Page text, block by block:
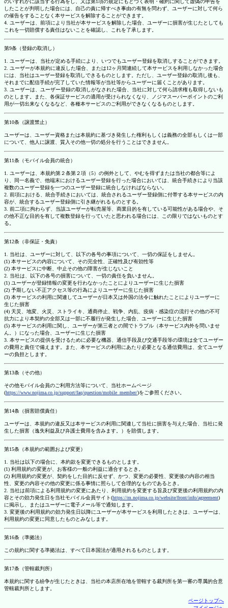
のいずれかに該当する行為をし、又は第1項の規定にもとづく表明・確約に関して虚偽の申告を
したことが判明した場合には、自己の責に帰すべき事由の有無を問わず、ユーザーに対して何ら
の催告をすることなく本サービスを解除することができます。
4. ユーザーは、前項により当社が本サービスを解除した場合、ユーザーに損害が生じたとしても
これを一切賠償する責任はないことを確認し、これを了承します。
第9条（登録の取消し）
1. ユーザーは、当社が定める手続により、いつでもユーザー登録を取消しすることができます。
2. ユーザーが本規約に違反した場合、または12ヶ月間連続して本サービスを利用しなかった場合
には、当社はユーザー登録を取消しできるものとします。ただし、ユーザー登録の取消し後も、
それまでに配信手続が完了していた情報等が当社等からユーザーに届くことがあります。
3. ユーザーは、ユーザー登録の取消しがなされた場合、当社に対して何ら請求権も取得しないも
のとします。また、各保証サービスの適用が受けられなくなり、ノジマスーパーポイントのご利
用が一切出来なくなるなど、各種本サービスのご利用ができなくなるものとします。
第10条（譲渡禁止）
ユーザーは、ユーザー資格または本規約に基づき発生した権利もしくは義務の全部もしくは一部
について、他人に譲渡、質入その他一切の処分を行うことはできません。
第11条（モバイル会員の統合）
1. ユーザーは、本規約第２条第２項（5）の例外として、やむを得ずまたは当社の都合等によ
り、同一名義で、他端末におけるユーザー登録を行った場合においては、統合手続きにより当該
複数のユーザー登録を一つのユーザー登録に統合しなければならない。
2. 前項における、統合手続きにおいては、統合されるユーザー登録側に付帯する本サービスの内
容が、統合するユーザー登録側に引き継がれるものとする。
3. 前二項に拘わらず、当該ユーザーが転売屋等、商業目的を有している可能性がある場合や、そ
の他不正な目的を有して複数登録を行っていたと思われる場合には、この限りではないものとす
る。
第12条（非保証・免責）
1. 当社は、ユーザーに対して、以下の各号の事項について、一切の保証をしません。
(1) 本サービスの内容について、その完全性、正確性及び有効性等
(2) 本サービスに中断、中止その他の障害が生じないこと
2. 当社は、以下の各号の損害について、一切の責任を負いません。
(1) ユーザーが登録情報の変更を行わなかったことによりユーザーに生じた損害
(2) 予期しない不正アクセス等の行為によりユーザーに生じた損害
(3) 本サービスの利用に関連してユーザーが日本又は外国の法令に触れたことによりユーザーに
生じた損害
(4) 天災、地変、火災、ストライキ、通商停止、戦争、内乱、疫病・感染症の流行その他の不可
抗力により本契約の全部又は一部に不履行が発生した場合、ユーザーに生じた損害
(5) 本サービスの利用に関し、ユーザーが第三者との間でトラブル（本サービス内外を問いませ
ん。）になった場合、ユーザーに生じた損害
3. 本サービスの提供を受けるために必要な機器、通信手段及び交通手段等の環境は全てユーザー
の費用と責任で備えます。また、本サービスの利用にあたり必要となる通信費用は、全てユーザ
ーの負担とします。
第13条（その他）
その他モバイル会員のご利用方法等について、当社ホームページ
(https://www.nojima.co.jp/support/faq/question/mobile_member/)をご参照ください。
第14条（損害賠償責任）
ユーザーは、本規約の違反又は本サービスの利用に関連して当社に損害を与えた場合、当社に発
生した損害（逸失利益及び弁護士費用を含みます。）を賠償します。
第15条（本規約の範囲および変更）
1. 当社は以下の場合に、本約款を変更できるものとします。
(1) 利用規約の変更が、お客様の一般の利益に適合するとき。
(2) 利用規約の変更が、契約をした目的に反せず、かつ、変更の必要性、変更後の内容の相当
性、変更の内容その他の変更に係る事情に照らして合理的なものであるとき。
2. 当社は前項による利用規約の変更にあたり、利用規約を変更する旨及び変更後の利用規約の内
容とその効力発生日を当社モバイル会員サイト(https://m.nojima.co.jp/website/front/info/agreement)
に掲示し、またはユーザーに電子メール等で通知します。
3. 変更後の利用規約の効力発生日以降にユーザーが本サービスを利用したときは、ユーザーは、
利用規約の変更に同意したものとみなします。
第16条（準拠法）
この規約に関する準拠法は、すべて日本国法が適用されるものとします。
第17条（管轄裁判所）
本規約に関する紛争が生じたときは、当社の本店所在地を管轄する裁判所を第一審の専属的合意
管轄裁判所とします。
ページトップへ